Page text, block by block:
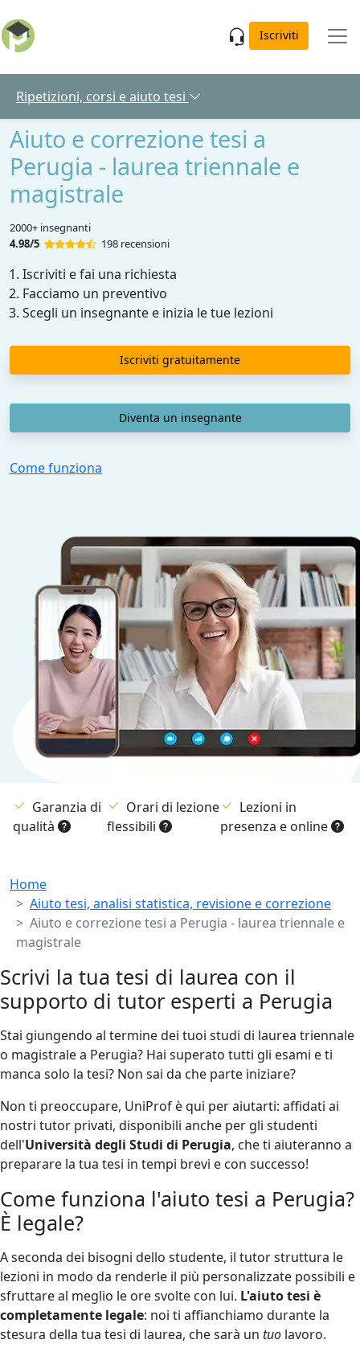
Iscriviti
Ripetizioni, corsi e aiuto tesi
Aiuto e correzione tesi a
Perugia - laurea triennale e
magistrale
2000+ insegnanti
4.98/5
198 recensioni
Iscriviti e fai una richiesta
Facciamo un preventivo
Scegli un insegnante e inizia le tue lezioni
Iscriviti gratuitamente
Diventa un insegnante
Come funziona
Garanzia di
qualità
Orari di lezione
flessibili
Lezioni in
presenza e online
Breadcrumb
Home
Aiuto tesi, analisi statistica, revisione e correzione
Aiuto e correzione tesi a Perugia - laurea triennale e
magistrale
Scrivi la tua tesi di laurea con il
supporto di tutor esperti a Perugia
Stai giungendo al termine dei tuoi studi di laurea triennale
o magistrale a Perugia? Hai superato tutti gli esami e ti
manca solo la tesi? Non sai da che parte iniziare?
Non ti preoccupare, UniProf è qui per aiutarti: affidati ai
nostri tutor privati, disponibili anche per gli studenti
dell'Università degli Studi di Perugia, che ti aiuteranno a
preparare la tua tesi in tempi brevi e con successo!
Come funziona l'aiuto tesi a Perugia?
È legale?
A seconda dei bisogni dello studente, il tutor struttura le
lezioni in modo da renderle il più personalizzate possibili e
sfruttare al meglio le ore svolte con lui. L'aiuto tesi è
completamente legale: noi ti affianchiamo durante la
stesura della tua tesi di laurea, che sarà un tuo lavoro.